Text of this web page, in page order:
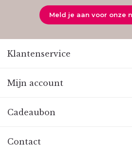
Meld je aan voor onze
Klantenservice
Mijn account
Cadeaubon
Contact